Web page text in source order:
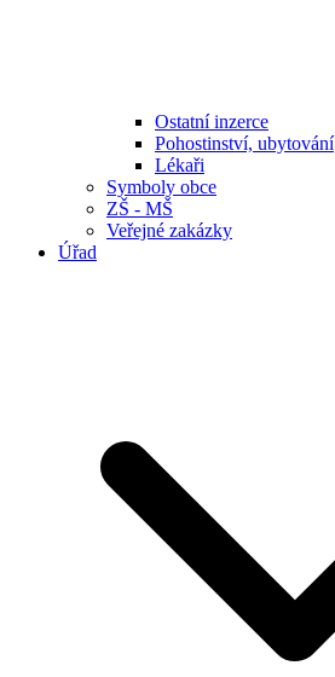
Ostatní inzerce
Pohostinství, ubytování
Lékaři
Symboly obce
ZŠ - MŠ
Veřejné zakázky
Úřad